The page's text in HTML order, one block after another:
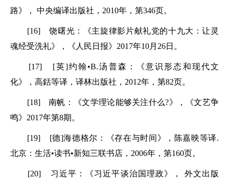
路》， 中央编译出版社，2010年，第346页。
[16] 饶曙光：《主旋律影片献礼党的十九大：让灵
魂经受洗礼》，《人民日报》2017年10月26日。
[17] [英]约翰•B.汤普森：《意识形态和现代文
化》，高銛等译，译林出版社，2012年，第82页。
[18] 南帆：《文学理论能够关注什么?》，《文艺争
鸣》2017年第8期。
[19] [德]海德格尔：《存在与时间》，陈嘉映等译.
北京：生活•读书•新知三联书店，2006年，第160页。
[20] 习近平：《习近平谈治国理政》， 外文出版